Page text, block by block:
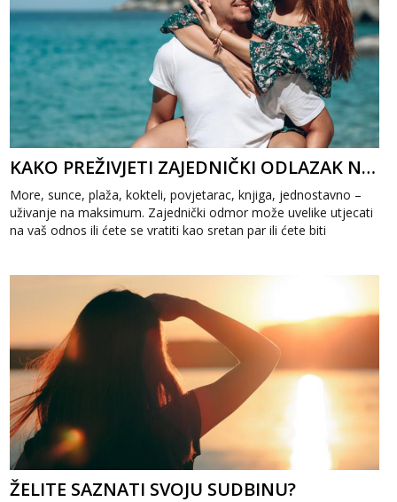
KAKO PREŽIVJETI ZAJEDNIČKI ODLAZAK NA MORE
More, sunce, plaža, kokteli, povjetarac, knjiga, jednostavno –
uživanje na maksimum. Zajednički odmor može uvelike utjecati
na vaš odnos ili ćete se vratiti kao sretan par ili ćete biti
ŽELITE SAZNATI SVOJU SUDBINU?